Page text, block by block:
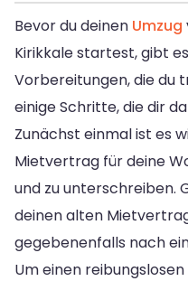
Bevor du deinen Umzug
Kirikkale startest, gibt
Vorbereitungen, die du
einige Schritte, die dir
Zunächst einmal ist es
Mietvertrag für deine
und zu unterschreiben.
deinen alten
gegebenenfalls nach
Um einen